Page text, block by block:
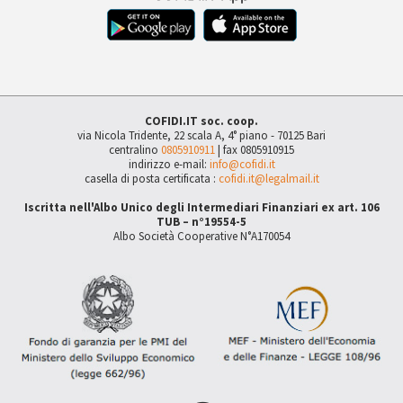
COFIDI.IT soc. coop.
via Nicola Tridente, 22 scala A, 4° piano - 70125 Bari
centralino 0805910911| fax 0805910915
indirizzo e-mail: info@cofidi.it
casella di posta certificata : cofidi.it@legalmail.it
Iscritta nell'Albo Unico degli Intermediari Finanziari ex art. 106
TUB – n°19554-5
Albo Società Cooperative N°A170054